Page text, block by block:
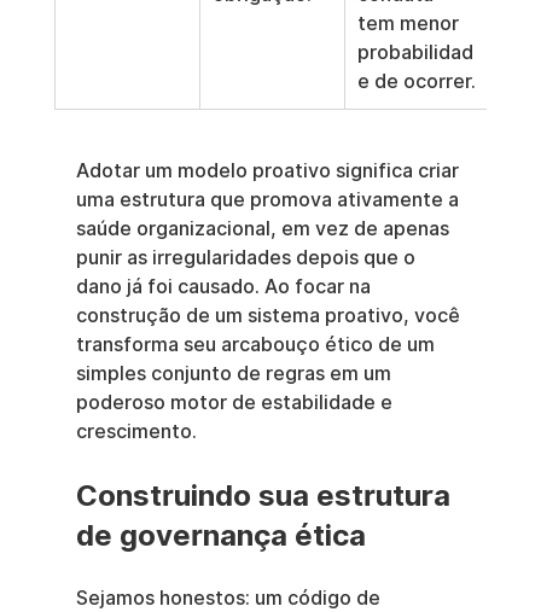
tem menor
probabilidad
e de ocorrer.
Adotar um modelo proativo significa criar
uma estrutura que promova ativamente a
saúde organizacional, em vez de apenas
punir as irregularidades depois que o
dano já foi causado. Ao focar na
construção de um sistema proativo, você
transforma seu arcabouço ético de um
simples conjunto de regras em um
poderoso motor de estabilidade e
crescimento.
Construindo sua estrutura
de governança ética
Sejamos honestos: um código de